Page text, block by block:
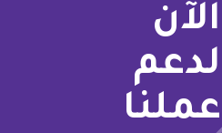
الآن
لدعم
عملنا